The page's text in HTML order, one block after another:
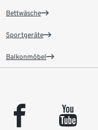
Bettwäsche
Sportgeräte
Balkonmöbel
facebook youtube